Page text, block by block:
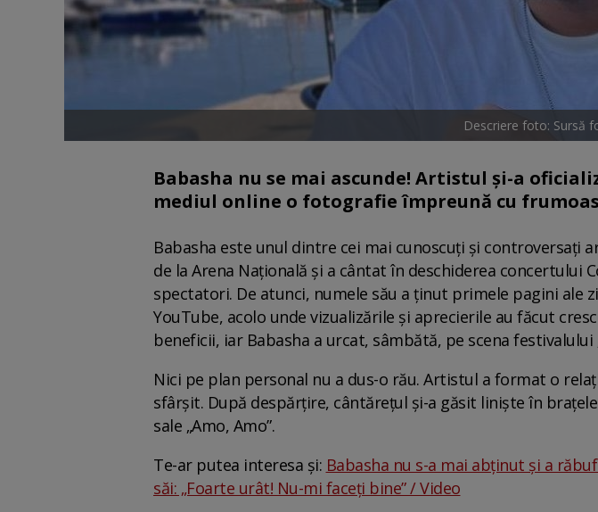
Descriere foto: Sursă
Babasha nu se mai ascunde! Artistul și-a
mediul online o fotografie împreună cu
Babasha este unul dintre cei mai cunoscuți și controversați
de la Arena Națională și a cântat în deschiderea concertului
spectatori. De atunci, numele său a ținut primele pagini ale
YouTube, acolo unde vizualizările și aprecierile au făcut
beneficii, iar Babasha a urcat, sâmbătă, pe scena
Nici pe plan personal nu a dus-o rău. Artistul a format o
sfârșit. După despărțire, cântărețul și-a găsit liniște în
sale „Amo, Amo”.
Te-ar putea interesa și: Babasha nu s-a mai abținut și a
săi: „Foarte urât! Nu-mi faceți bine” / Video